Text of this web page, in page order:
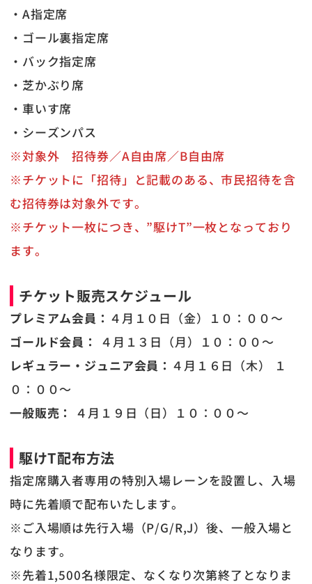
・A指定席
・ゴール裏指定席
・バック指定席
・芝かぶり席
・車いす席
・シーズンパス
※対象外 招待券／A自由席／B自由席
※チケットに「招待」と記載のある、市民招待を含
む招待券は対象外です。
※チケット一枚につき、”駆けT”一枚となっており
ます。
チケット販売スケジュール
プレミアム会員： ４月１０日（金）１０：００～
ゴールド会員：
４月１３日（月）１０：００～
レギュラー・ジュニア会員： ４月１６日（木） １
０：００～
一般販売：
４月１９日（日）１０：００～
駆けT配布方法
指定席購入者専用の特別入場レーンを設置し、入場
時に先着順で配布いたします。
※ご入場順は先行入場（P/G/R,J）後、一般入場と
なります。
※先着1,500名様限定、なくなり次第終了となりま